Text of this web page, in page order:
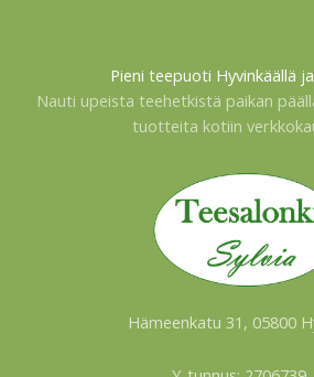
Pieni teepuoti Hyvinkäällä
Nauti upeista teehetkistä paikan
tuotteita kotiin
Hämeenkatu 31, 05800